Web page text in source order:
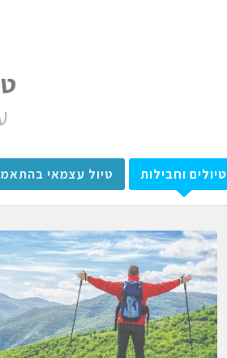
טיולים וחבילות טיול עצמאי